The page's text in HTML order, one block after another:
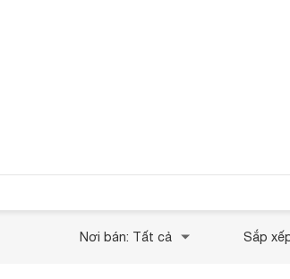
Nơi bán: Tất cả Sắp